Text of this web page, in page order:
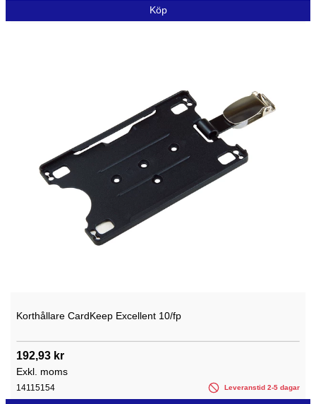
Köp
Korthållare CardKeep Excellent 10/fp
192,93 kr
Exkl. moms
14115154 Leveranstid 2-5 dagar